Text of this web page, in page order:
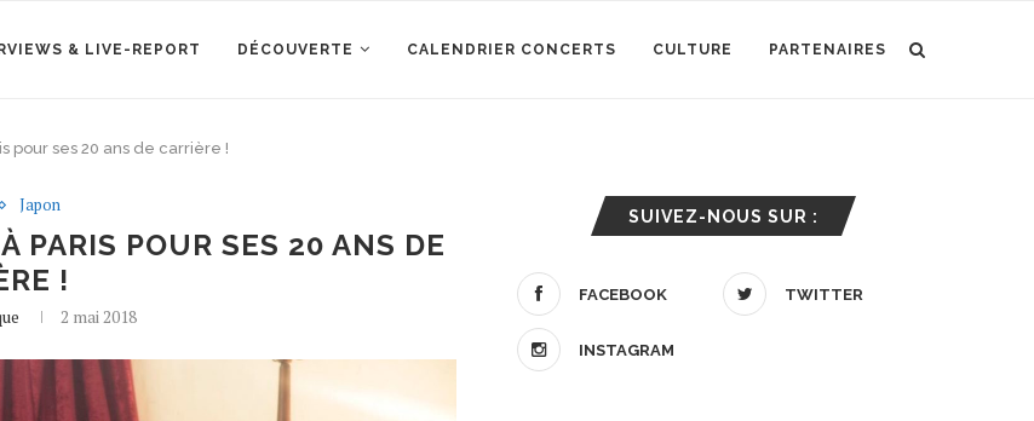
& LIVE-REPORT DÉCOUVERTE CALENDRIER CONCERTS CULTURE PARTENAIRES
pour ses 20 ans de carrière !
Japon
PARIS POUR SES 20 ANS DE
!
2 mai 2018
SUIVEZ-NOUS SUR :
FACEBOOK TWITTER
INSTAGRAM